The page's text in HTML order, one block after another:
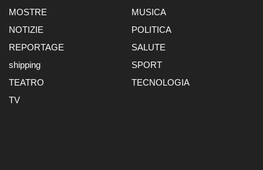
MOSTRE
MUSICA
NOTIZIE
POLITICA
REPORTAGE
SALUTE
shipping
SPORT
TEATRO
TECNOLOGIA
TV